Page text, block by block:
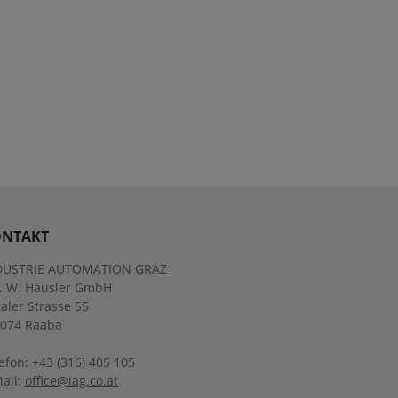
AUTOMATION GRAZ
W. Häusler GmbH
Strasse 55
Raaba
+43 (316) 405 105
office@iag.co.at